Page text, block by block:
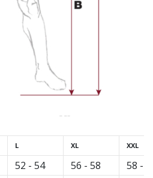
L
52 - 54
XL
56 - 58
XXL
58 -